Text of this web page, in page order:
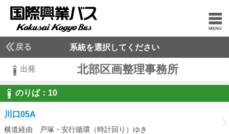
戻る 系統を選択してください
出発 北部区画整理事務所
のりば： 10
10
川口05A
横道経由 戸塚・安行循環（時計回り）ゆき